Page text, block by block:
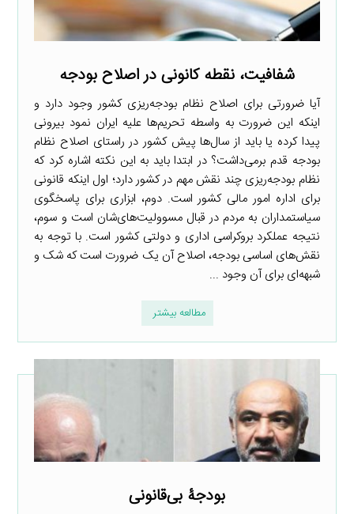
شفافیت، نقطه کانونی در اصلاح بودجه
آیا ضرورتی برای اصلاح نظام بودجه‌ریزی کشور وجود دارد و
اینکه این ضرورت به واسطه تحریم‌ها علیه ایران نمود بیرونی
پیدا کرده یا باید از سال‌ها پیش کشور در راستای اصلاح نظام
بودجه قدم برمی‌داشت؟ در ابتدا باید به این نکته اشاره کرد که
نظام بودجه‌ریزی چند نقش مهم در کشور دارد؛ اول اینکه قانونی
برای اداره امور مالی کشور است. دوم، ابزاری برای پاسخگوی
سیاستمداران به مردم در قبال مسوولیت‌های‌شان است و سوم‌،
نتیجه عملکرد بروکراسی اداری و دولتی کشور است. با توجه به
نقش‌های اساسی بودجه‌، اصلاح آن یک ضرورت است که شک و
شبهه‌ای برای آن وجود ...
مطالعه بیشتر
بودجۀ بی‌قانونی